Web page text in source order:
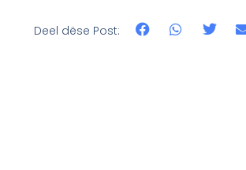
Deel dëse Post: